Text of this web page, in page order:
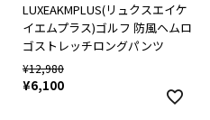
LUXEAKMPLUS(リュクスエイケ
イエムプラス)ゴルフ 防風ヘムロ
ゴストレッチロングパンツ
¥12,980
¥6,100